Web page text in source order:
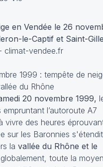
en Vendée le 26
le-Captif et Saint-
climat-vendee.fr
1999 : tempête de
du Rhône
20 novembre 1999,
l’autoroute A7
vivre des heures
sur les Baronnies s'étendit
la vallée du Rhône et le
toute la